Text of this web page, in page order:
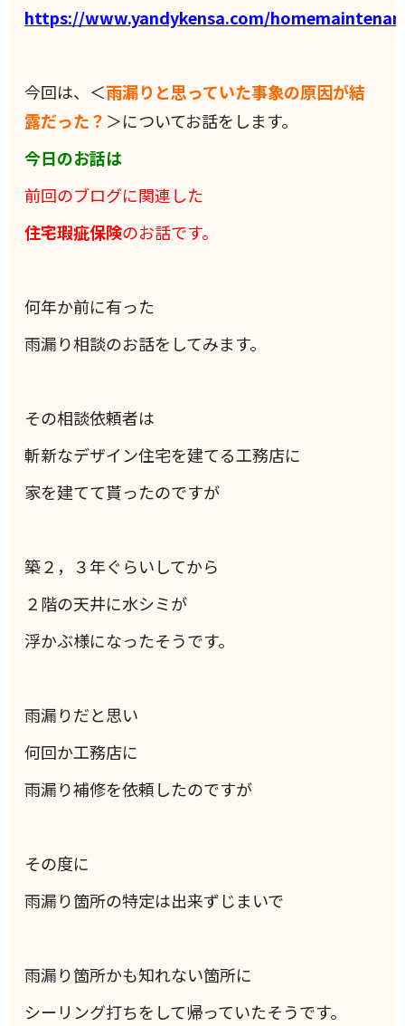
https://www.yandykensa.com/
今回は、＜雨漏りと思っていた事象の原因が結
露だった？ ＞についてお話をします。
今日のお話は
前回のブログに関連した
住宅瑕疵保険のお話です。
何年か前に有った
雨漏り相談のお話をしてみます。
その相談依頼者は
斬新なデザイン住宅を建てる工務店に
家を建てて貰ったのですが
築２，３年ぐらいしてから
２階の天井に水シミが
浮かぶ様になったそうです。
雨漏りだと思い
何回か工務店に
雨漏り補修を依頼したのですが
その度に
雨漏り箇所の特定は出来ずじまいで
雨漏り箇所かも知れない箇所に
シーリング打ちをして帰っていたそうです。